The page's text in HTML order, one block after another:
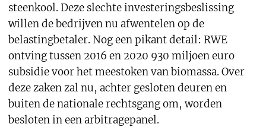
steenkool. Deze slechte investeringsbeslissing
willen de bedrijven nu afwentelen op de
belastingbetaler. Nog een pikant detail: RWE
ontving tussen 2016 en 2020 930 miljoen euro
subsidie voor het meestoken van biomassa. Over
deze zaken zal nu, achter gesloten deuren en
buiten de nationale rechtsgang om, worden
besloten in een arbitragepanel.